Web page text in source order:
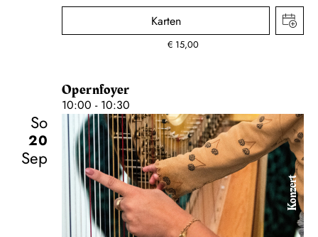
Karten
€ 15,00
Opernfoyer
10:00 - 10:30
So
20
Sep
Konzert